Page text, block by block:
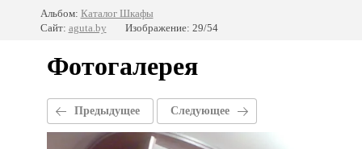
Альбом: Каталог Шкафы
Сайт: aguta.by Изображение: 29/54
Фотогалерея
Предыдущее Следующее